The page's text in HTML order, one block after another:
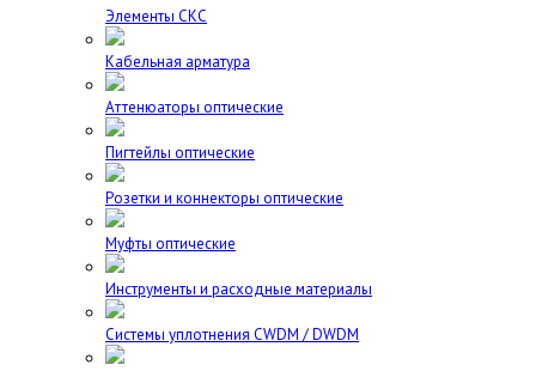
Элементы СКС
Кабельная арматура
Аттенюаторы оптические
Пигтейлы оптические
Розетки и коннекторы оптические
Муфты оптические
Инструменты и расходные материалы
Cистемы уплотнения CWDM / DWDM